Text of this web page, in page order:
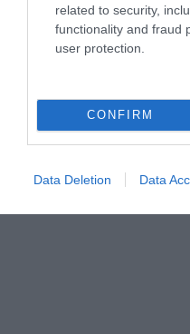
related to security,
functionality and fraud
user protection.
CONFIRM
Data Deletion Data